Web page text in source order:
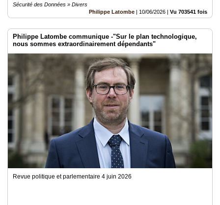
Sécurité des Données » Divers
Philippe Latombe | 10/06/2026 | Vu 703541 fois
Philippe Latombe communique -"Sur le plan technologique,
nous sommes extraordinairement dépendants"
Revue politique et parlementaire 4 juin 2026